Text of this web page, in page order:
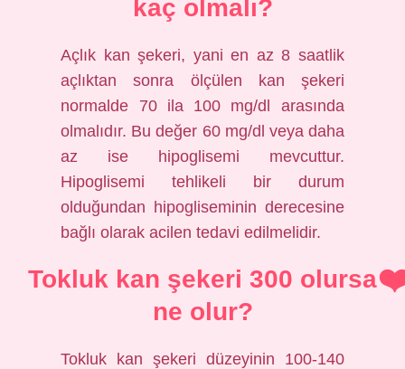
kaç olmalı?
Açlık kan şekeri, yani en az 8 saatlik
açlıktan sonra ölçülen kan şekeri
normalde 70 ila 100 mg/dl arasında
olmalıdır. Bu değer 60 mg/dl veya daha
az ise hipoglisemi mevcuttur.
Hipoglisemi tehlikeli bir durum
olduğundan hipogliseminin derecesine
bağlı olarak acilen tedavi edilmelidir.
Tokluk kan şekeri 300 olursa
ne olur?
Tokluk kan şekeri düzeyinin 100-140